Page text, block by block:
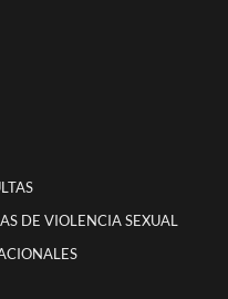
DE VIOLENCIA SEXUAL